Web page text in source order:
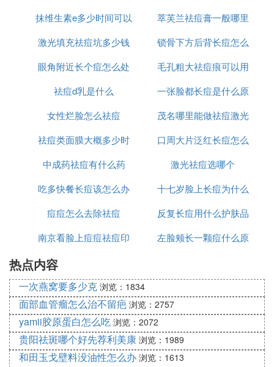
骤使用
么
抹维生素e多少时间可以
祛痘坑
萃芙兰祛痘膏一般哪里
有卖
激光填充祛痘坑多少钱
锁骨下方后背长痘怎么
消除
眼角附近长个痘怎么处
理
毛孔粗大祛痘痕可以用
什么
祛痘d乳是什么
一张脸都长痘是什么原
因
女性烂脸怎么祛痘
茂名哪里能做祛痘激光
祛痘类面膜大概多少时
间用一次
口周大片泛红长痘怎么
办
中成药祛痘有什么药
激光祛痘选哪个
吃多快餐长痘该怎么办
十七岁脸上长痘为什么
痘痘怎么去除祛痘
反复长痘用什么护肤品
祛痘
南京看脸上痘痘祛痘印
左脸颊长一颗痘什么原
热点内容
一次燕窝要多少克 浏览：1834
面部血管瘤怎么治不留疤 浏览：2757
yamii胶原蛋白怎么吃 浏览：2072
贵阳祛斑哪个好先荐利美康 浏览：1989
和田玉戈壁料没油性怎么办 浏览：1613